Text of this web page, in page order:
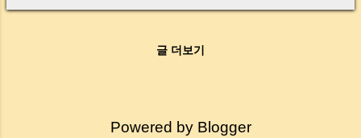
는지, 왜 사고가 나는지, 그리고 무엇을 꼭 준비
드리겠습니다. 이 글 하나만 제대로 이해하시면,
thought like this? “Closing day…...
Commercial Electricity Rates in
Are Saying Practical Survival
글 더보기
Powered by Blogger